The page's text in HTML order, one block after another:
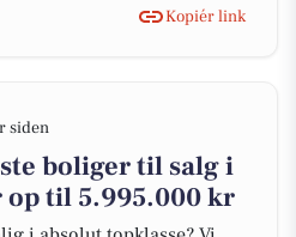
Kopiér link
siden
boliger til salg i
til 5.995.000 kr